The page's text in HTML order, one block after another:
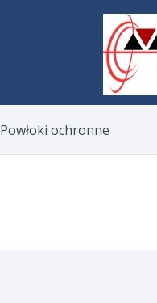
Powłoki ochronne